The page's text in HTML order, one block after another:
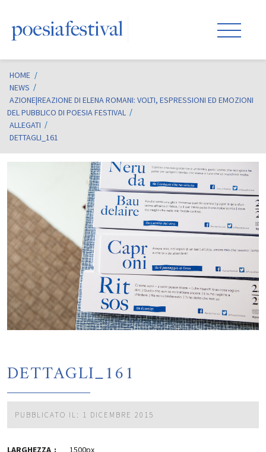
HOME /
NEWS
AZIONE|REAZIONE DI ELENA ROMANI: VOLTI, ESPRESSIONI ED EMOZIONI
DEL PUBBLICO DI POESIA FESTIVAL
ALLEGATI
DETTAGLI_161
DETTAGLI_161
PUBBLICATO IL: 1 DICEMBRE 2015
LARGHEZZA
1500px